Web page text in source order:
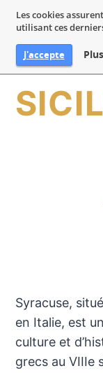
Les cookies
utilisant ces
J'accepte
Syracuse,
en Italie, est
culture et
grecs au VIIIe